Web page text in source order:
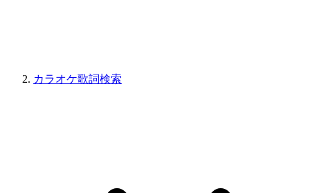
カラオケ歌詞検索